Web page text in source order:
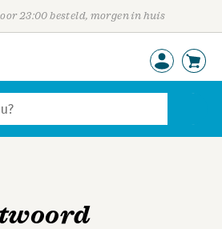
23:00 besteld, morgen in huis